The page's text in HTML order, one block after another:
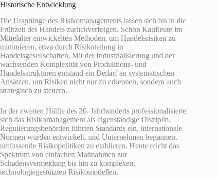
Historische Entwicklung
Die Ursprünge des Risikomanagements lassen sich bis in die
Frühzeit des Handels zurückverfolgen. Schon Kaufleute im
Mittelalter entwickelten Methoden, um Handelsrisiken zu
minimieren, etwa durch Risikoteilung in
Handelsgesellschaften. Mit der Industrialisierung und der
wachsenden Komplexität von Produktions- und
Handelsstrukturen entstand ein Bedarf an systematischen
Ansätzen, um Risiken nicht nur zu erkennen, sondern auch
strategisch zu steuern.
In der zweiten Hälfte des 20. Jahrhunderts professionalisierte
sich das Risikomanagement als eigenständige Disziplin.
Regulierungsbehörden führten Standards ein, internationale
Normen wurden entwickelt, und Unternehmen begannen,
umfassende Risikopolitiken zu etablieren. Heute reicht das
Spektrum von einfachen Maßnahmen zur
Schadensvermeidung bis hin zu komplexen,
technologiegestützten Risikomodellen.